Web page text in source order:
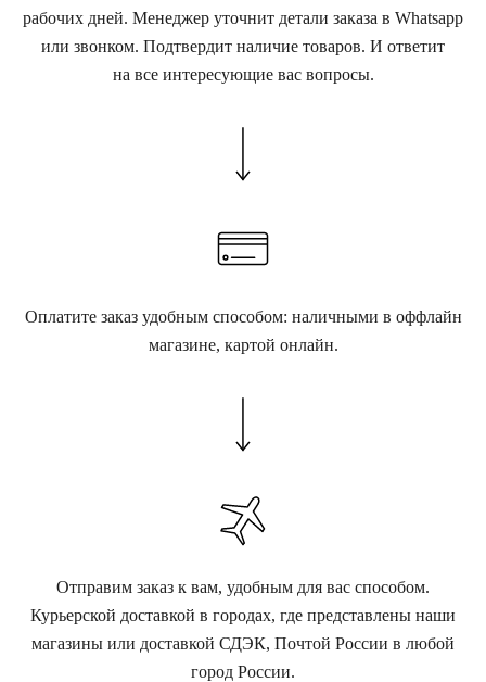
рабочих дней. Менеджер уточнит детали заказа в Whatsapp
или звонком. Подтвердит наличие товаров. И ответит
на все интересующие вас вопросы.
Оплатите заказ удобным способом: наличными в оффлайн
магазине, картой онлайн.
Отправим заказ к вам, удобным для вас способом.
Курьерской доставкой в городах, где представлены наши
магазины или доставкой СДЭК, Почтой России в любой
город России.